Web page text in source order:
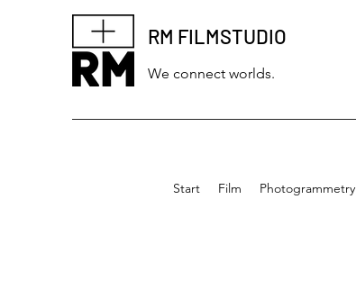
RM FILMSTUDIO
We connect worlds.
Start Film Photogrammetry